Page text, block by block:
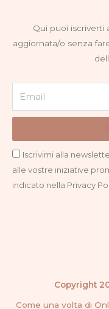
Qui puoi iscriverti
aggiornata/o senza
Privacy
Iscrivimi alla
alle vostre iniziative
indicato nella Privacy
Copyright
Come una volta di